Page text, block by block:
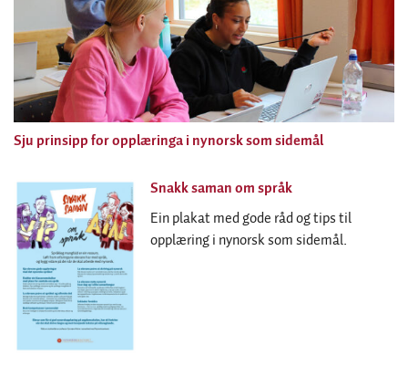
Sju prinsipp for opplæringa i nynorsk som sidemål
Snakk saman om språk
Ein plakat med gode råd og tips til
opplæring i nynorsk som sidemål.